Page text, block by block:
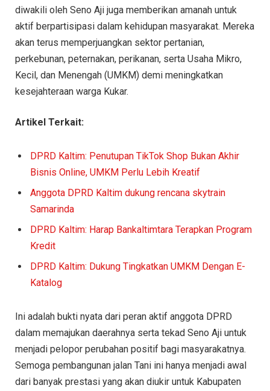
diwakili oleh Seno Aji juga memberikan amanah untuk
aktif berpartisipasi dalam kehidupan masyarakat. Mereka
akan terus memperjuangkan sektor pertanian,
perkebunan, peternakan, perikanan, serta Usaha Mikro,
Kecil, dan Menengah (UMKM) demi meningkatkan
kesejahteraan warga Kukar.
Artikel Terkait:
DPRD Kaltim: Penutupan TikTok Shop Bukan Akhir
Bisnis Online, UMKM Perlu Lebih Kreatif
Anggota DPRD Kaltim dukung rencana skytrain
Samarinda
DPRD Kaltim: Harap Bankaltimtara Terapkan Program
Kredit
DPRD Kaltim: Dukung Tingkatkan UMKM Dengan E-
Katalog
Ini adalah bukti nyata dari peran aktif anggota DPRD
dalam memajukan daerahnya serta tekad Seno Aji untuk
menjadi pelopor perubahan positif bagi masyarakatnya.
Semoga pembangunan jalan Tani ini hanya menjadi awal
dari banyak prestasi yang akan diukir untuk Kabupaten